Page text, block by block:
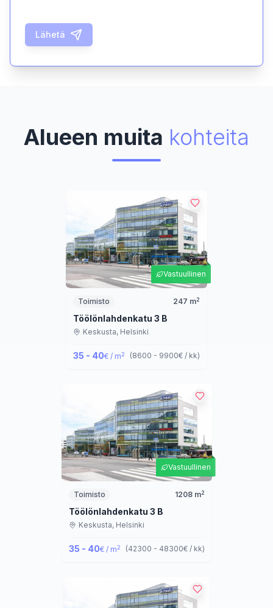
Lähetä
Alueen muita kohteita
Vastuullinen
Toimisto 247 m2
Töölönlahdenkatu 3 B
Keskusta, Helsinki
35 - 40€ / m2 (8600 - 9900€ / kk)
Vastuullinen
Toimisto 1208m2
Töölönlahdenkatu 3 B
Keskusta, Helsinki
35 - 40€ / m2 (42300 - 48300€ / kk)